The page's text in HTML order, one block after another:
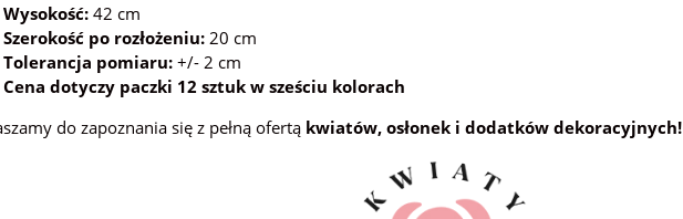
Wysokość: 42 cm
Szerokość po rozłożeniu: 20 cm
Tolerancja pomiaru: +/- 2 cm
Cena dotyczy paczki 12 sztuk w sześciu kolorach
do zapoznania się z pełną ofertą kwiatów, osłonek i dodatków dekoracyjnych!